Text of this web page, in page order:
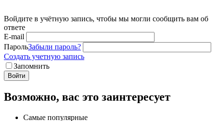
Войдите в учётную запись, чтобы мы могли сообщить вам об
ответе
E-mail
ПарольЗабыли пароль?
Создать учетную запись
Запомнить
Войти
Возможно, вас это заинтересует
Самые популярные